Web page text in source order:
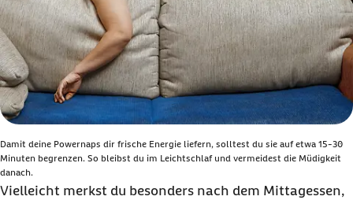
Damit deine Powernaps dir frische Energie liefern, solltest du sie auf etwa 15-30
Minuten begrenzen. So bleibst du im Leichtschlaf und vermeidest die Müdigkeit
danach.
Vielleicht merkst du besonders nach dem Mittagessen,